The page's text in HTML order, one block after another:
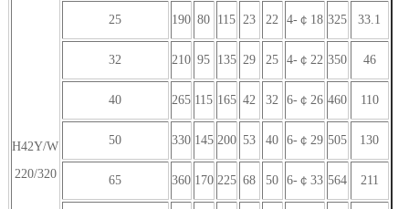
H42Y/W
220/320
25 190 80 115 23 22 4-￠18 325 33.1
32 210 95 135 29 25 4-￠22 350 46
40 265 115 165 42 32 6-￠26 460 110
50 330 145 200 53 40 6-￠29 505 130
65 360 170 225 68 50 6-￠33 564 211